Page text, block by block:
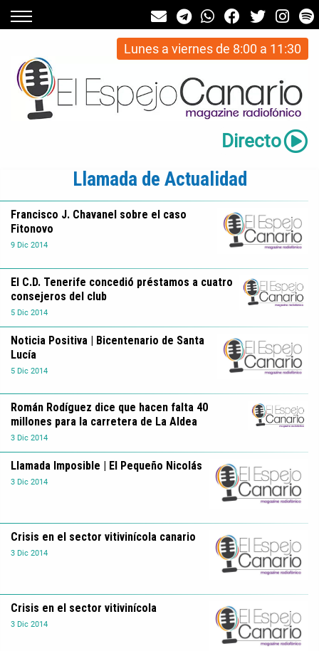
Lunes a viernes de 8:00 a 11:30
Directo
Llamada de Actualidad
9 Dic 2014
Francisco J. Chavanel sobre el caso
Fitonovo
5 Dic 2014
El C.D. Tenerife concedió préstamos a cuatro
consejeros del club
5 Dic 2014
Noticia Positiva | Bicentenario de Santa
Lucía
3 Dic 2014
Román Rodíguez dice que hacen falta 40
millones para la carretera de La Aldea
3 Dic 2014
Llamada Imposible | El Pequeño Nicolás
3 Dic 2014
Crisis en el sector vitivinícola canario
3 Dic 2014
Crisis en el sector vitivinícola